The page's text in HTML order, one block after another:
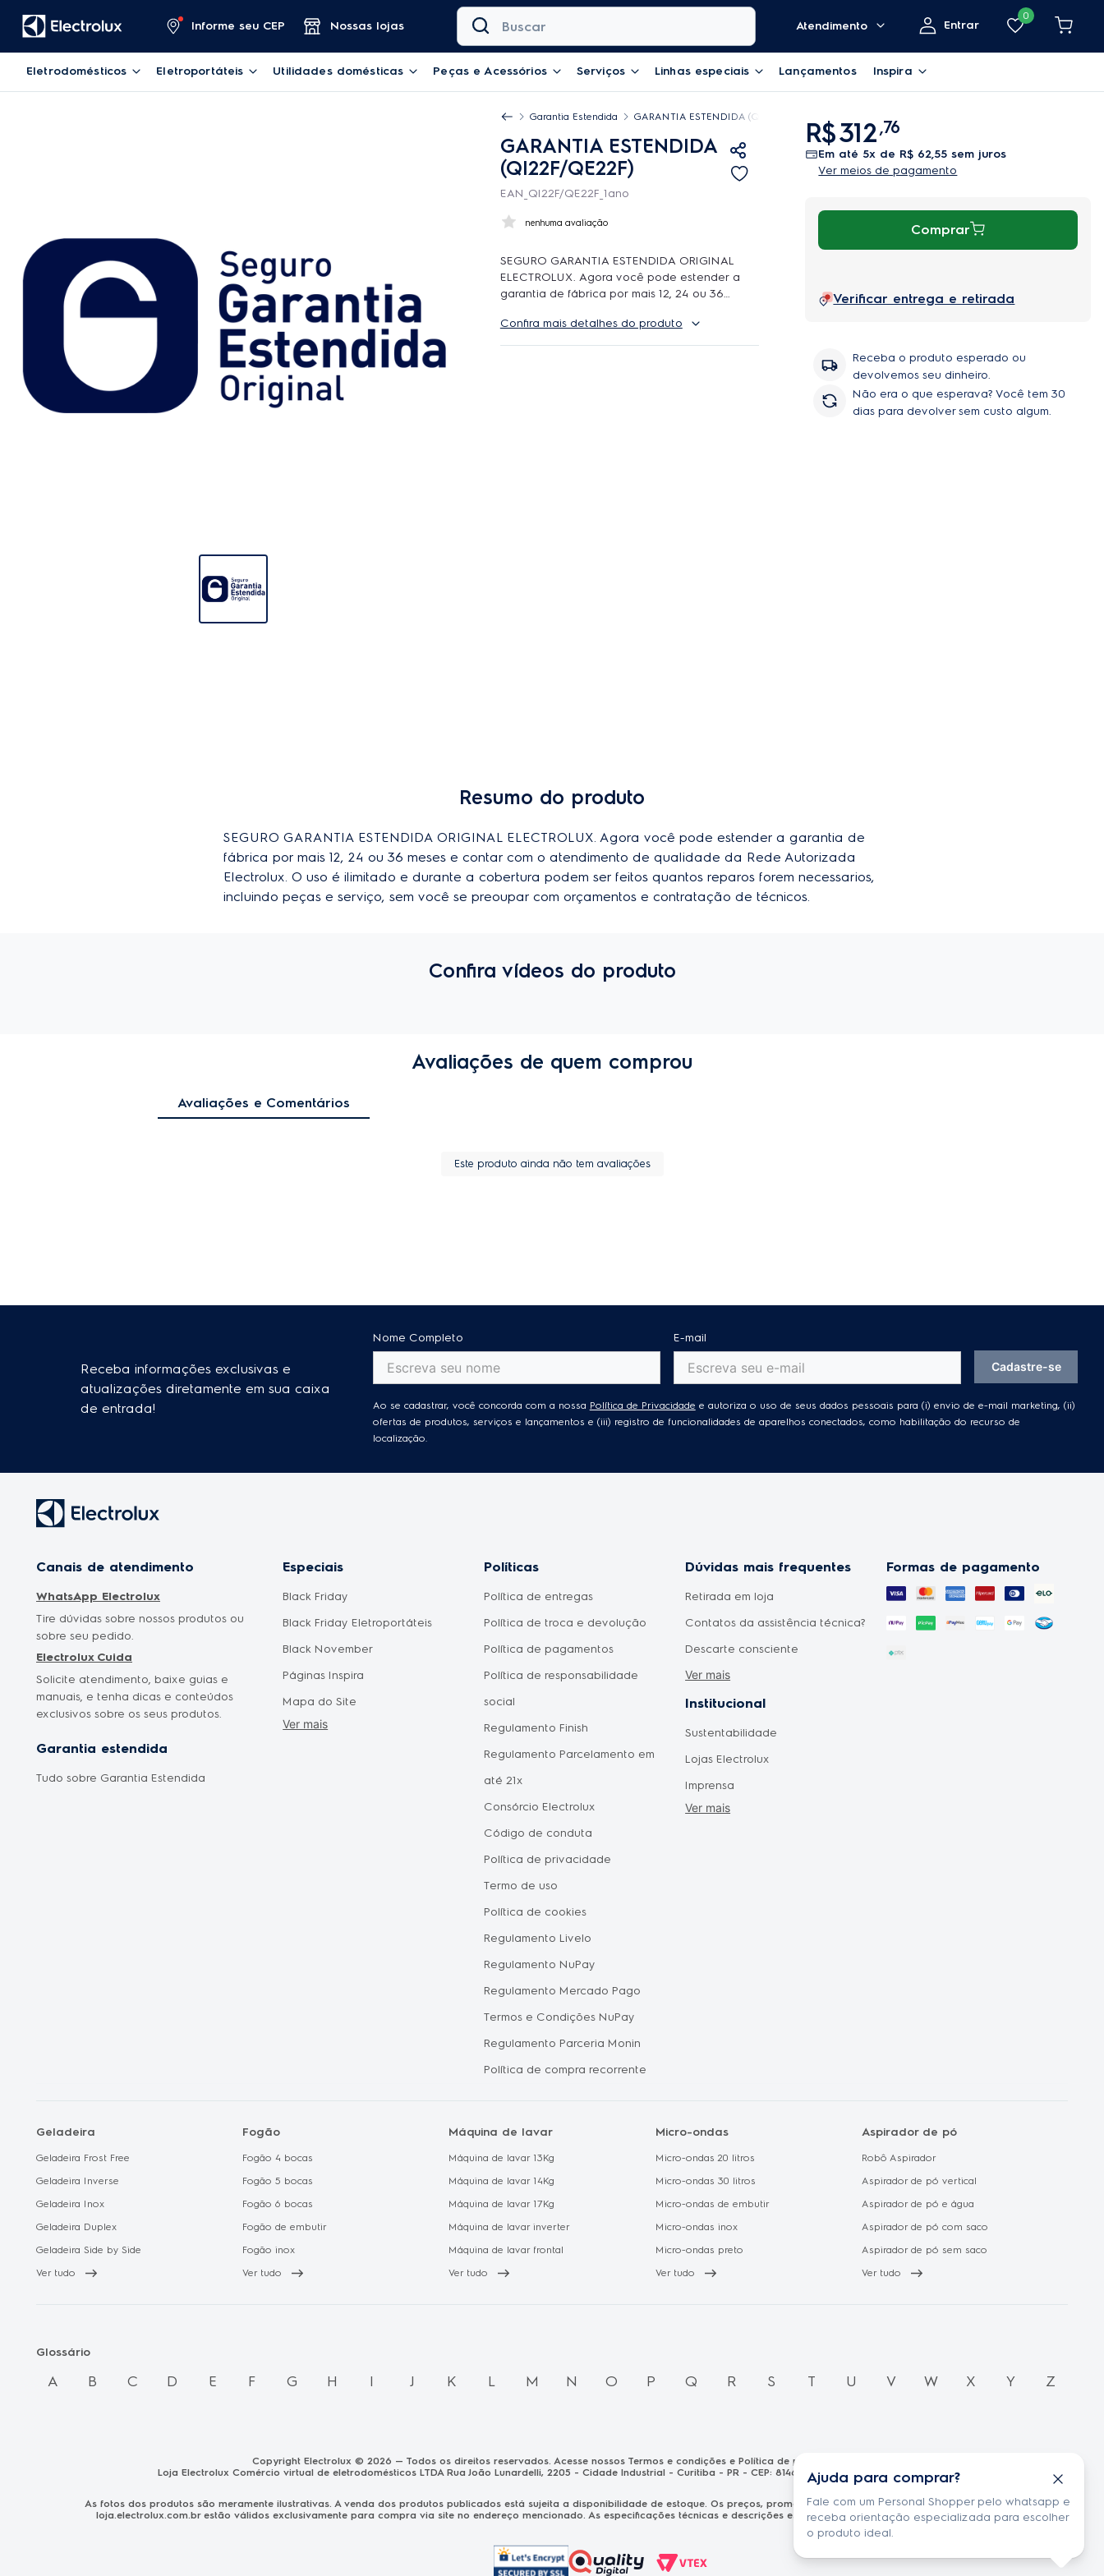
Ajuda para comprar?
Fale com um Personal Shopper pelo whatsapp e
receba orientação especializada para escolher
o produto ideal.
Informe seu CEP Nossas lojas
Buscar
Atendimento
Entrar
0
Eletrodomésticos Eletroportáteis Utilidades domésticas Peças e Acessórios Serviços Linhas especiais Lançamentos Inspira
Garantia Estendida GARANTIA ESTENDIDA (QI22F/QE22F)
GARANTIA ESTENDIDA
(QI22F/QE22F)
EAN_QI22F/QE22F_1ano
nenhuma avaliação
SEGURO GARANTIA ESTENDIDA ORIGINAL
ELECTROLUX. Agora você pode estender a
garantia de fábrica por mais 12, 24 ou 36
qualidade da Rede Autorizada Electrolux. O
uso é ilimitado e durante a cobertura podem
Confira mais detalhes do produto
R$312,76
em até 5x de R$ 62,55 sem juros
Ver meios de pagamento
Comprar
Verificar entrega e retirada
Receba o produto esperado ou
devolvemos seu dinheiro.
Não era o que esperava? Você tem 30
dias para devolver sem custo algum.
Resumo do produto
SEGURO GARANTIA ESTENDIDA ORIGINAL ELECTROLUX. Agora você pode estender a garantia de
fábrica por mais 12, 24 ou 36 meses e contar com o atendimento de qualidade da Rede Autorizada
Electrolux. O uso é ilimitado e durante a cobertura podem ser feitos quantos reparos forem necessarios,
incluindo peças e serviço, sem você se preoupar com orçamentos e contratação de técnicos.
Confira vídeos do produto
Avaliações de quem comprou
Avaliações e Comentários
Este produto ainda não tem avaliações
Receba informações exclusivas e
atualizações diretamente em sua caixa
de entrada!
Nome Completo E-mail
Ao se cadastrar, você concorda com a nossa Política de Privacidade e autoriza o uso de seus dados pessoais para (i) envio de e-mail marketing, (ii)
ofertas de produtos, serviços e lançamentos e (iii) registro de funcionalidades de aparelhos conectados, como habilitação do recurso de
localização.
Cadastre-se
Canais de atendimento
WhatsApp Electrolux
Tire dúvidas sobre nossos produtos ou
sobre seu pedido.
Electrolux Cuida
Solicite atendimento, baixe guias e
manuais, e tenha dicas e conteúdos
exclusivos sobre os seus produtos.
Garantia estendida
Tudo sobre Garantia Estendida
Especiais
Black Friday
Black Friday Eletroportáteis
Black November
Páginas Inspira
Mapa do Site
Cyber Monday
Ver mais
Políticas
Política de entregas
Política de troca e devolução
Política de pagamentos
Política de responsabilidade
social
Regulamento Finish
Regulamento Parcelamento em
até 21x
Consórcio Electrolux
Código de conduta
Política de privacidade
Termo de uso
Política de cookies
Regulamento Livelo
Regulamento NuPay
Regulamento Mercado Pago
Termos e Condições NuPay
Regulamento Parceria Monin
Política de compra recorrente
Dúvidas mais frequentes
Retirada em loja
Contatos da assistência técnica?
Descarte consciente
Meu produto não chegou?
Como fico sabendo que o
pagamento do meu pedido foi
aprovado?
Disponibilidade de produtos?
Agendamento de entrega?
Ver mais
Institucional
Sustentabilidade
Lojas Electrolux
Imprensa
Fornecedores
Ver mais
Formas de pagamento
Geladeira
Geladeira Frost Free
Geladeira Inverse
Geladeira Inox
Geladeira Duplex
Geladeira Side by Side
Ver tudo
Fogão
Fogão 4 bocas
Fogão 5 bocas
Fogão 6 bocas
Fogão de embutir
Fogão inox
Ver tudo
Máquina de lavar
Máquina de lavar 13Kg
Máquina de lavar 14Kg
Máquina de lavar 17Kg
Máquina de lavar inverter
Máquina de lavar frontal
Ver tudo
Micro-ondas
Micro-ondas 20 litros
Micro-ondas 30 litros
Micro-ondas de embutir
Micro-ondas inox
Micro-ondas preto
Ver tudo
Aspirador de pó
Robô Aspirador
Aspirador de pó vertical
Aspirador de pó e água
Aspirador de pó com saco
Aspirador de pó sem saco
Ver tudo
Glossário
A B C D E F G H I J K L M N O P Q R S T U V W X Y Z
Copyright Electrolux © 2026 — Todos os direitos reservados. Acesse nossos Termos e condições e Política de privacidade
Loja Electrolux Comércio virtual de eletrodomésticos LTDA Rua João Lunardelli, 2205 - Cidade Industrial - Curitiba - PR - CEP: 81460-100 CNPJ: 13.986.197/0001-21
As fotos dos produtos são meramente ilustrativas. A venda dos produtos publicados está sujeita a disponibilidade de estoque. Os preços, promoções e formas de pagamento publicados em
loja.electrolux.com.brestão válidos exclusivamente para compra via site no endereço mencionado. As especificações técnicas e descrições estão sujeitas a alterações sem aviso prévio.